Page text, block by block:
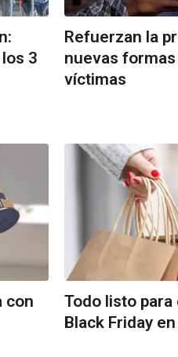
3
Refuerzan la
nuevas
víctimas
con
Todo listo
Black Friday